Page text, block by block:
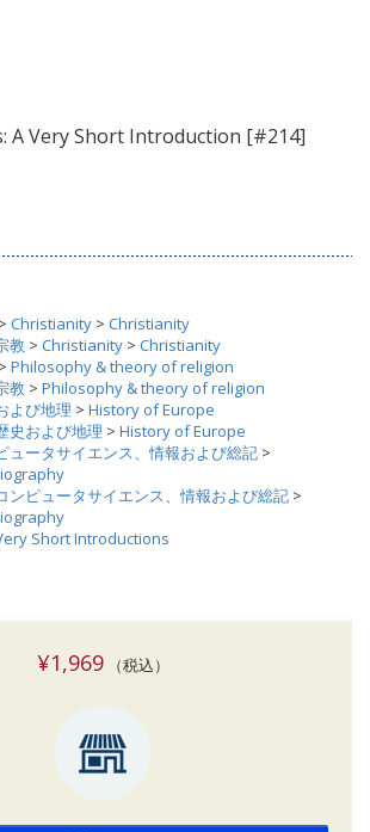
A Very Short Introduction [#214]
> Christianity > Christianity
教 > Christianity > Christianity
> Philosophy & theory of religion
教 > Philosophy & theory of religion
よび地理 > History of Europe
史および地理 > History of Europe
ュータサイエンス、情報および総記 >
ンピュータサイエンス、情報および総記 >
Short Introductions
¥1,969（税込）